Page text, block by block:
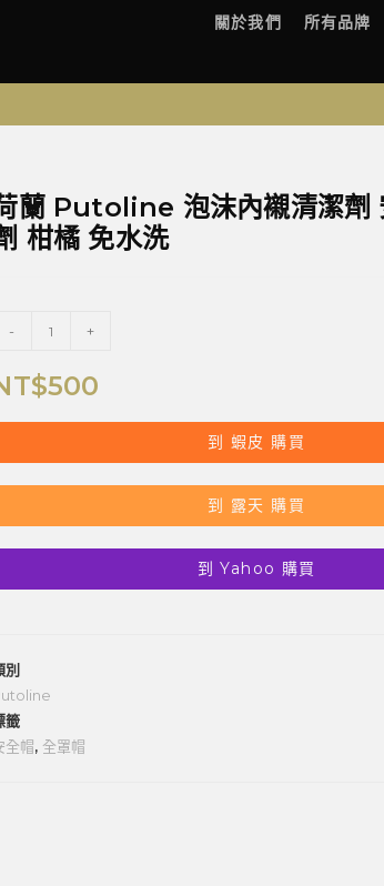
關於我們 所有品牌
蘭 Putoline 泡沫內襯清潔劑
柑橘 免水洗
- +
500
到 蝦皮 購買
到 露天 購買
到 Yahoo 購買
別
籤
全帽, 全罩帽